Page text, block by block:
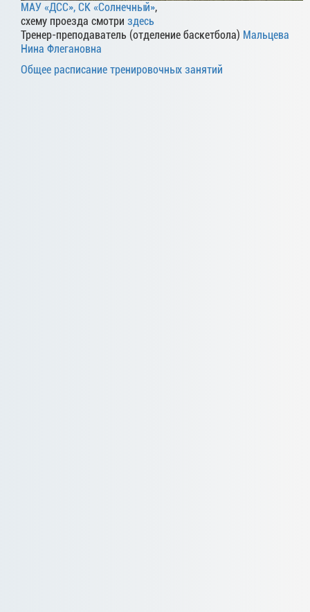
МАУ «ДСС», СК «Солнечный»,
схему проезда смотри здесь
Тренер-преподаватель (отделение баскетбола) Мальцева
Нина Флегановна
Общее расписание тренировочных занятий